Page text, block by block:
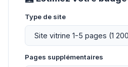
Type de site
Pages supplémentaires